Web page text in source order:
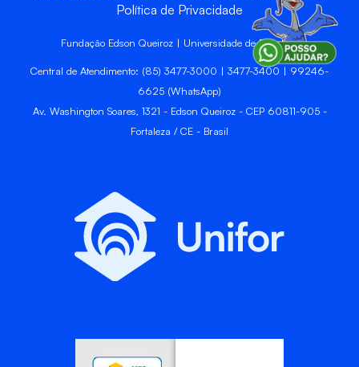
Política de Privacidade
Fundação Edson Queiroz | Universidade de Fortaleza
Central de Atendimento: (85) 3477-3000 | 3477-3400 | 99246-
6625 (WhatsApp)
Av. Washington Soares, 1321 - Edson Queiroz - CEP 60811-905 -
Fortaleza / CE - Brasil